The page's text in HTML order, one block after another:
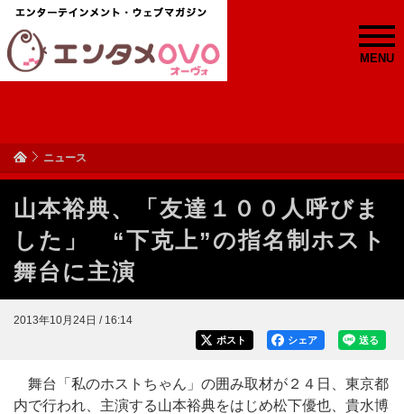
MENU
ニュース
山本裕典、「友達１００人呼びま
した」 “下克上”の指名制ホスト
舞台に主演
2013年10月24日 / 16:14
送る
シェア
ポスト
舞台「私のホストちゃん」の囲み取材が２４日、東京都
内で行われ、主演する山本裕典をはじめ松下優也、貴水博